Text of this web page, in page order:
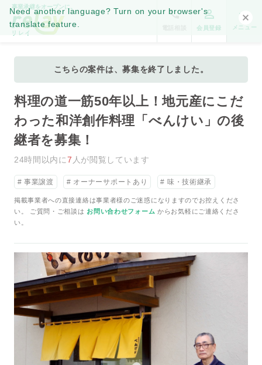
Need another language? Turn on your browser's
translate feature.
事業承継をオープンに。
会員登録 メニュー
こちらの案件は、募集を終了しました。
料理の道一筋50年以上！地元産にこだ
わった和洋創作料理「べんけい」の後
継者を募集！
24時間以内に7 人が閲覧しています
事業譲渡 オーナーサポートあり 味・技術継承
掲載事業者への直接連絡は事業者様のご迷惑になりますのでお控えくださ
い。 ご質問・ご相談は お問い合わせフォーム からお気軽にご連絡くださ
い。